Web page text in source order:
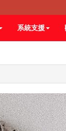
系統支援